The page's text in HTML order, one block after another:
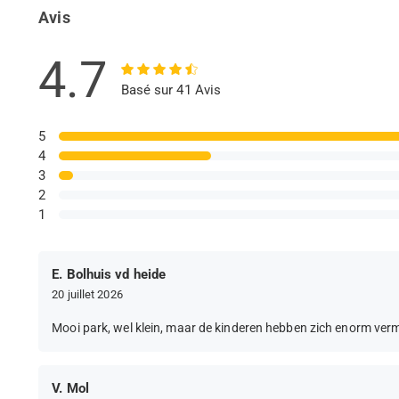
Avis
4.7 Basé sur 41 Avis
5
4
3
2
1
E. Bolhuis vd heide
20 juillet 2026
Mooi park, wel klein, maar de kinderen hebben zich enorm
V. Mol